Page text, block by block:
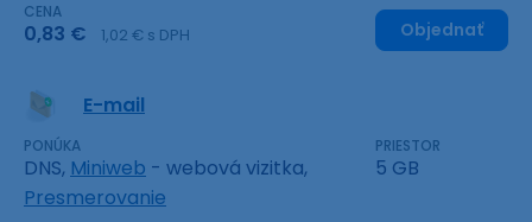
CENA
0,83 € 1,02 € s DPH Objednať
E-mail
PONÚKA
DNS, Miniweb - webová vizitka,
Presmerovanie
PRIESTOR
5 GB